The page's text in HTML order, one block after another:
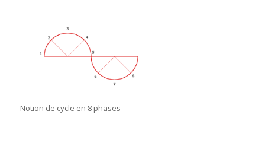
Notion de cycle en 8 phases